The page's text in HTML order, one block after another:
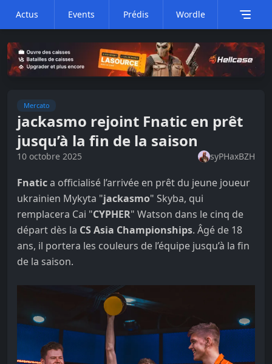
Actus Events Prédis Wordle
Mercato
jackasmo rejoint Fnatic en prêt
jusqu’à la fin de la saison
10 octobre 2025 syPHaxBZH
Fnatica officialisé l’arrivée en prêt du jeune joueur
ukrainien Mykyta "jackasmo" Skyba, qui
remplacera Cai "CYPHER" Watson dans le cinq de
départ dès la CS Asia Championships. Âgé de 18
ans, il portera les couleurs de l’équipe jusqu’à la fin
de la saison.